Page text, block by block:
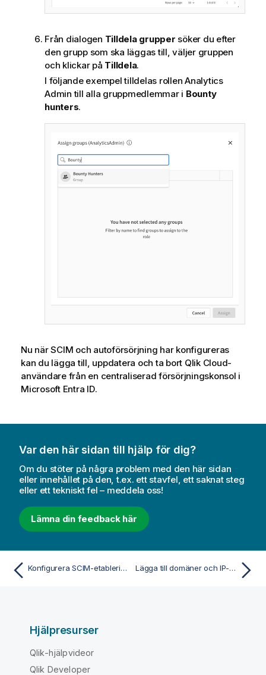
Från dialogen Tilldela grupper söker du efter
den grupp som ska läggas till, väljer gruppen
och klickar på Tilldela.
I följande exempel tilldelas rollen Analytics
Admin till alla gruppmedlemmar i Bounty
hunters.
Nu när SCIM och autoförsörjning har konfigureras
kan du lägga till, uppdatera och ta bort Qlik Cloud-
användare från en centraliserad försörjningskonsol i
Microsoft Entra ID.
Var den här sidan till hjälp för dig?
Om du stöter på några problem med den här sidan
eller innehållet på den, t.ex. ett stavfel, ett saknat steg
eller ett tekniskt fel – meddela oss!
Lämna din feedback här
Konfigurera SCIM-etablering i Microsoft Entra ID för Qlik Cloud Lägga till domäner och IP-adresser i godkända-listan
Hjälpresurser
Qlik-hjälpvideor
Qlik Developer